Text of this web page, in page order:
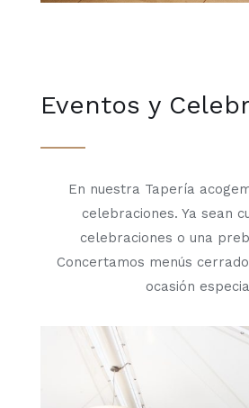
Eventos y
En nuestra Tapería
celebraciones. Ya sean
celebraciones o una
Concertamos menús
ocasión